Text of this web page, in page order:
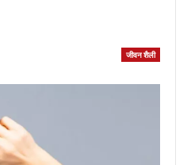
जीवन शैली